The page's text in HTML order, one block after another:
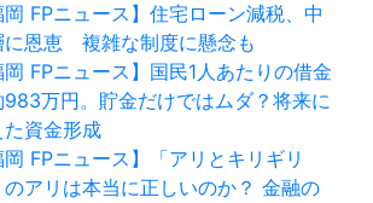
岡 FPニュース】住宅ローン減税、中
に恩恵 複雑な制度に懸念も
岡 FPニュース】国民1人あたりの借金
983万円。貯金だけではムダ？将来に
た資金形成
岡 FPニュース】「アリとキリギリ
のアリは本当に正しいのか？ 金融の